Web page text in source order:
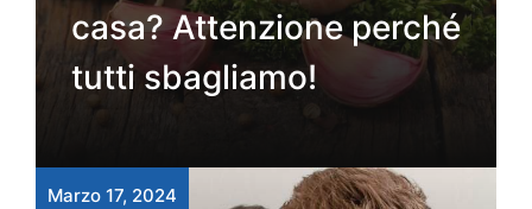
casa? Attenzione perché
tutti sbagliamo!
Marzo 17, 2024